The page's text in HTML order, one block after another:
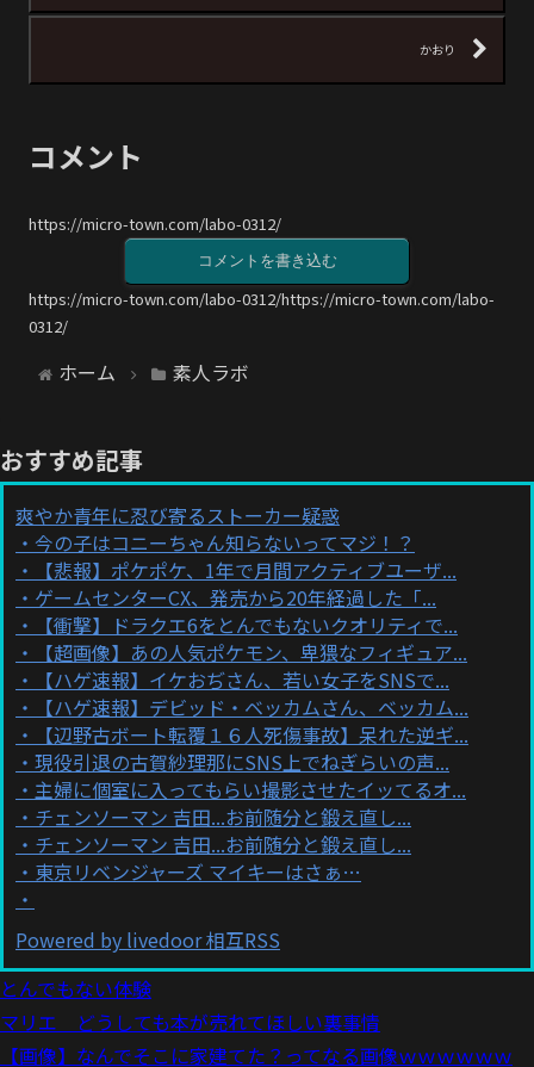
かおり
コメント
https://micro-town.com/labo-0312/
コメントを書き込む
https://micro-town.com/labo-0312/https://micro-town.com/labo-
0312/
ホーム 素人ラボ
おすすめ記事
爽やか青年に忍び寄るストーカー疑惑
今の子はコニーちゃん知らないってマジ！？
【悲報】ポケポケ、1年で月間アクティブユーザ...
ゲームセンターCX、発売から20年経過した「...
【衝撃】ドラクエ6をとんでもないクオリティで...
【超画像】あの人気ポケモン、卑猥なフィギュア...
【ハゲ速報】イケおぢさん、若い女子をSNSで...
【ハゲ速報】デビッド・ベッカムさん、ベッカム...
【辺野古ボート転覆１６人死傷事故】呆れた逆ギ...
現役引退の古賀紗理那にSNS上でねぎらいの声...
主婦に個室に入ってもらい撮影させたイッてるオ...
チェンソーマン 吉田...お前随分と鍛え直し...
チェンソーマン 吉田...お前随分と鍛え直し...
東京リベンジャーズ マイキーはさぁ…
Powered by livedoor 相互RSS
とんでもない体験
マリエ どうしても本が売れてほしい裏事情
【画像】なんでそこに家建てた？ってなる画像ｗｗｗｗｗｗ